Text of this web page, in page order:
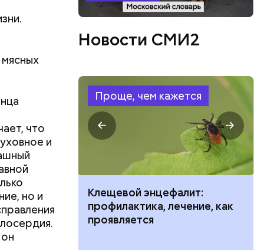
что
и
но и
и
Новости СМИ2
Проще, чем кажется
развитие
Клещевой энцефалит:
профилактика, лечение, как
проявляется